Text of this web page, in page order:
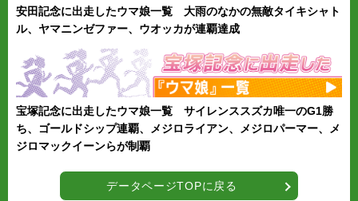
安田記念に出走したウマ娘一覧 大雨のなかの無敵タイキシャト
ル、ヤマニンゼファー、ウオッカが連覇達成
宝塚記念に出走したウマ娘一覧 サイレンススズカ唯一のG1勝
ち、ゴールドシップ連覇、メジロライアン、メジロパーマー、メ
ジロマックイーンらが制覇
データページTOPに戻る